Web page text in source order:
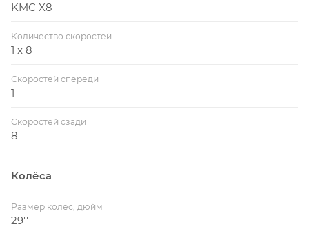
KMC X8
Количество скоростей
1 x 8
Скоростей спереди
1
Скоростей сзади
8
Колёса
Размер колес, дюйм
29''